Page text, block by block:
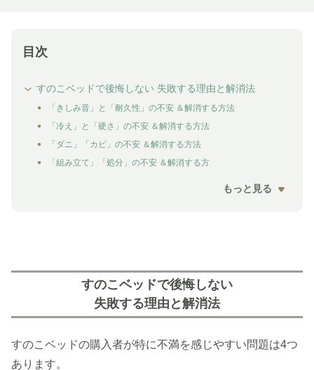
目次
すのこベッドで後悔しない 失敗する理由と解消法
「きしみ音」と「耐久性」の不安 ＆解消する方法
「冷え」と「硬さ」の不安 ＆解消する方法
「ダニ」「カビ」の不安 ＆解消する方法
「組み立て」「処分」の不安 ＆解消する方
もっと見る
すのこベッドで後悔しない
失敗する理由と解消法
すのこベッドの購入者が特に不満を感じやすい問題は4つ
あります。